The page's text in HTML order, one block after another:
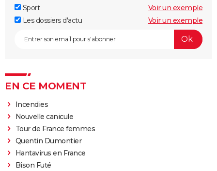
Sport
Voir un exemple
Les dossiers d'actu
Voir un exemple
EN CE MOMENT
Incendies
Nouvelle canicule
Tour de France femmes
Quentin Dumontier
Hantavirus en France
Bison Futé